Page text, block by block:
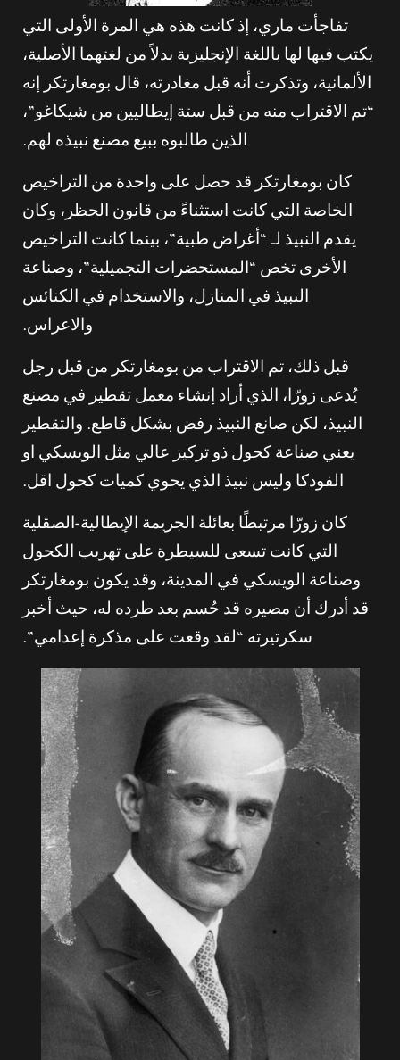
تفاجأت ماري، إذ كانت هذه هي المرة الأولى التي
يكتب فيها لها باللغة الإنجليزية بدلاً من لغتهما الأصلية،
الألمانية، وتذكرت أنه قبل مغادرته، قال بومغارتكر إنه
“تم الاقتراب منه من قبل ستة إيطاليين من شيكاغو”،
الذين طالبوه ببيع مصنع نبيذه لهم.
كان بومغارتكر قد حصل على واحدة من التراخيص
الخاصة التي كانت استثناءً من قانون الحظر، وكان
يقدم النبيذ لـ “أغراض طبية”، بينما كانت التراخيص
الأخرى تخص “المستحضرات التجميلية”، وصناعة
النبيذ في المنازل، والاستخدام في الكنائس
والاعراس.
قبل ذلك، تم الاقتراب من بومغارتكر من قبل رجل
يُدعى زورّا، الذي أراد إنشاء معمل تقطير في مصنع
النبيذ، لكن صانع النبيذ رفض بشكل قاطع. والتقطير
يعني صناعة كحول ذو تركيز عالي مثل الويسكي او
الفودكا وليس نبيذ الذي يحوي كميات كحول اقل.
كان زورّا مرتبطًا بعائلة الجريمة الإيطالية-الصقلية
التي كانت تسعى للسيطرة على تهريب الكحول
وصناعة الويسكي في المدينة، وقد يكون بومغارتكر
قد أدرك أن مصيره قد حُسم بعد طرده له، حيث أخبر
سكرتيرته “لقد وقعت على مذكرة إعدامي”.